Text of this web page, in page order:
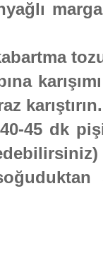
karıştırın.
40-45 dk